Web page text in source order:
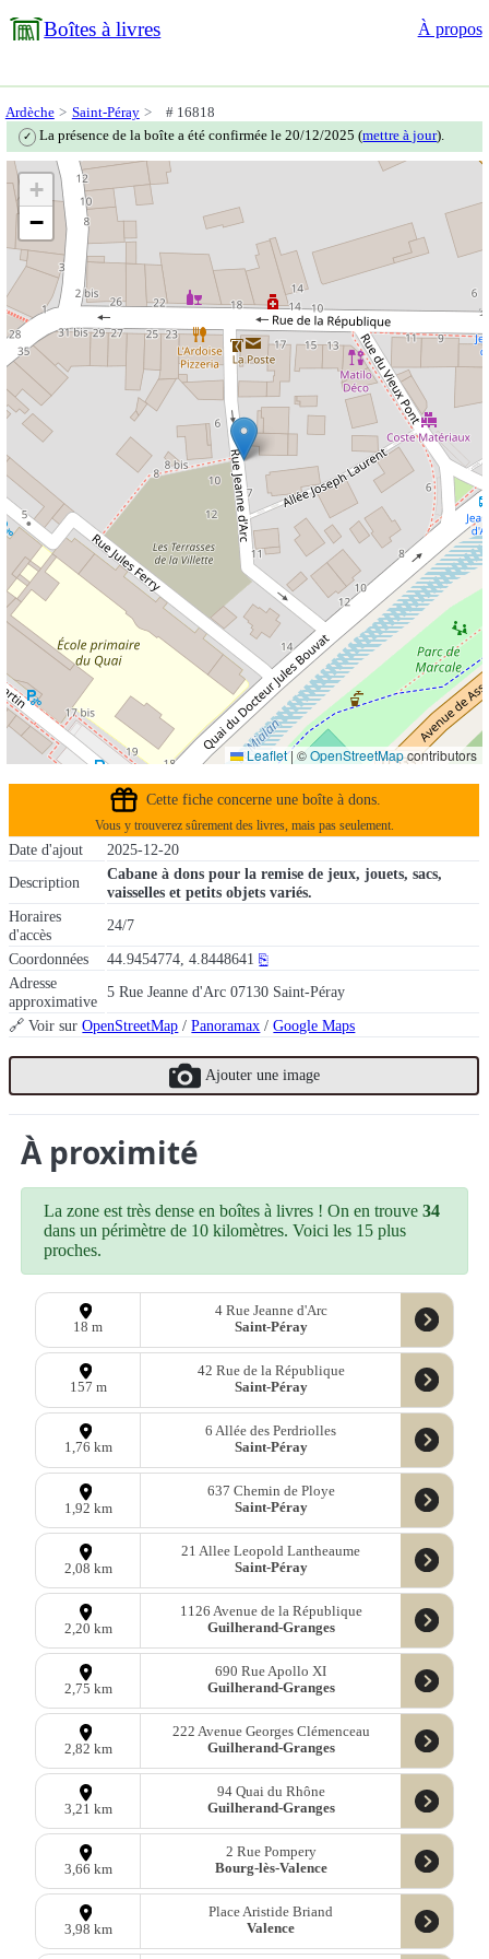
Boîtes à livres À propos
Ardèche Saint-Péray # 16818
✓ La présence de la boîte a été confirmée le 20/12/2025 (mettre à jour).
Cette fiche concerne une boîte à dons.
Vous y trouverez sûrement des livres, mais pas seulement.
Date d'ajout
2025-12-20
Description
Cabane à dons pour la remise de jeux, jouets, sacs,
vaisselles et petits objets variés.
Horaires
d'accès
24/7
Coordonnées
44.9454774, 4.8448641 ⎘
Adresse
approximative
5 Rue Jeanne d'Arc 07130 Saint-Péray
🔗 Voir surOpenStreetMap /Panoramax /Google Maps
Ajouter une image
+
−
Leaflet|©OpenStreetMapcontributors
À proximité
La zone est très dense en boîtes à livres ! On en trouve34
dans un périmètre de 10 kilomètres. Voici les 15 plus
proches.
18 m
4 Rue Jeanne d'Arc
Saint-Péray
157 m
42 Rue de la République
Saint-Péray
1,76 km
6 Allée des Perdriolles
Saint-Péray
1,92 km
637 Chemin de Ploye
Saint-Péray
2,08 km
21 Allee Leopold Lantheaume
Saint-Péray
2,20 km
1126 Avenue de la République
Guilherand-Granges
2,75 km
690 Rue Apollo XI
Guilherand-Granges
2,82 km
222 Avenue Georges Clémenceau
Guilherand-Granges
3,21 km
94 Quai du Rhône
Guilherand-Granges
3,66 km
2 Rue Pompery
Bourg-lès-Valence
3,98 km
Place Aristide Briand
Valence